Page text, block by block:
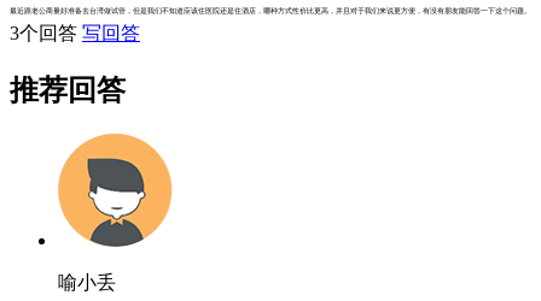
最近跟老公商量好准备去台湾做试管，但是我们不知道应该住医院还是住酒店，哪种方式性价比更高，并且对于我们来说更方便，有没有朋友能回答一下这个问题。
3个回答 写回答
推荐回答
喻小丢